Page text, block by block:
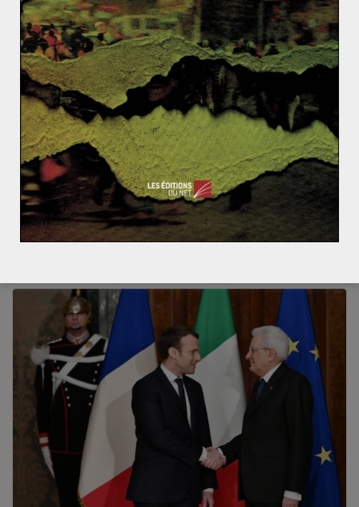
procédé à elle seule à un plus grand nombre de
condamnations que tous les autres pays réunis. Reste
donc, pour les abolitionnistes, à empêcher une
hémorragie sous-jacente, et à tenter de convaincre des
pays aux traditions tenaces (Chine, Nigéria, Irak, Iran),
dans un contexte de négociation plus que tendu avec
l’Occident.
L’année 1994 : entre guerres civiles, avènement(s) p
olitique(s) et crise(s) économiques